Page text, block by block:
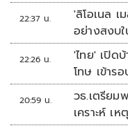
22:37 น.
'ลิโอเนล
อย่างสงบ
22:26 น.
'ไทย' เปิด
โทษ เข้าร
20:59 น.
วธ.เตรียม
เคราะห์ เห